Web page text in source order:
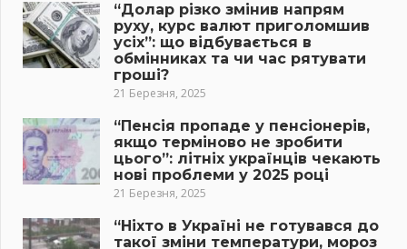
“Долар різко змінив напрям
руху, курс валют приголомшив
усіх”: що відбувається в
обмінниках та чи час рятувати
гроші?
21 Березня, 2025
“Пенсія пропаде у пенсіонерів,
якщо терміново не зробити
цього”: літніх українців чекають
нові проблеми у 2025 році
21 Березня, 2025
“Ніхто в Україні не готувався до
такої зміни температури, мороз